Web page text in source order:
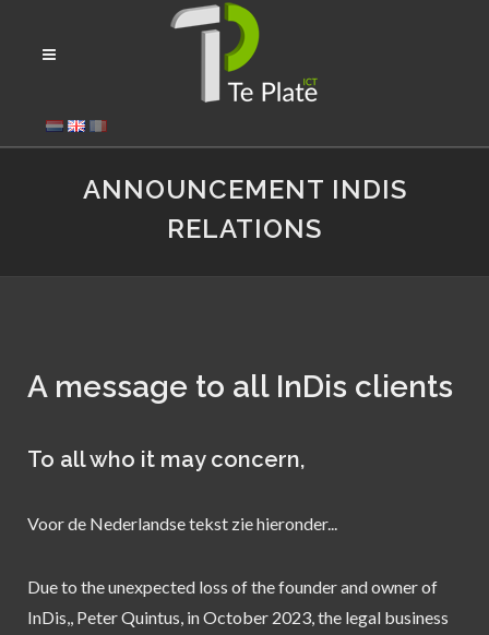
ANNOUNCEMENT INDIS
RELATIONS
A message to all InDis clients
To all who it may concern,
Voor de Nederlandse tekst zie hieronder...
Due to the unexpected loss of the founder and owner of
InDis,, Peter Quintus, in October 2023, the legal business